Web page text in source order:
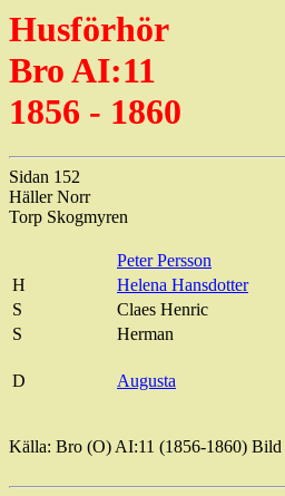
Husförhör
Bro AI:11
1856 - 1860
Sidan 152
Häller Norr
Torp Skogmyren
Peter Persson
H
Helena Hansdotter
S
Claes Henric
S
Herman
D Augusta
Källa: Bro (O) AI:11 (1856-1860) Bild